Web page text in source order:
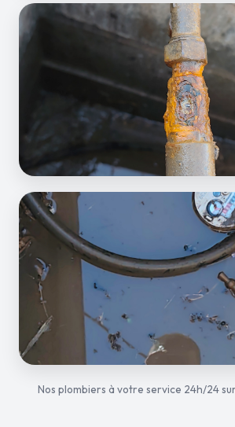
Nos plombiers à votre service 24h/24